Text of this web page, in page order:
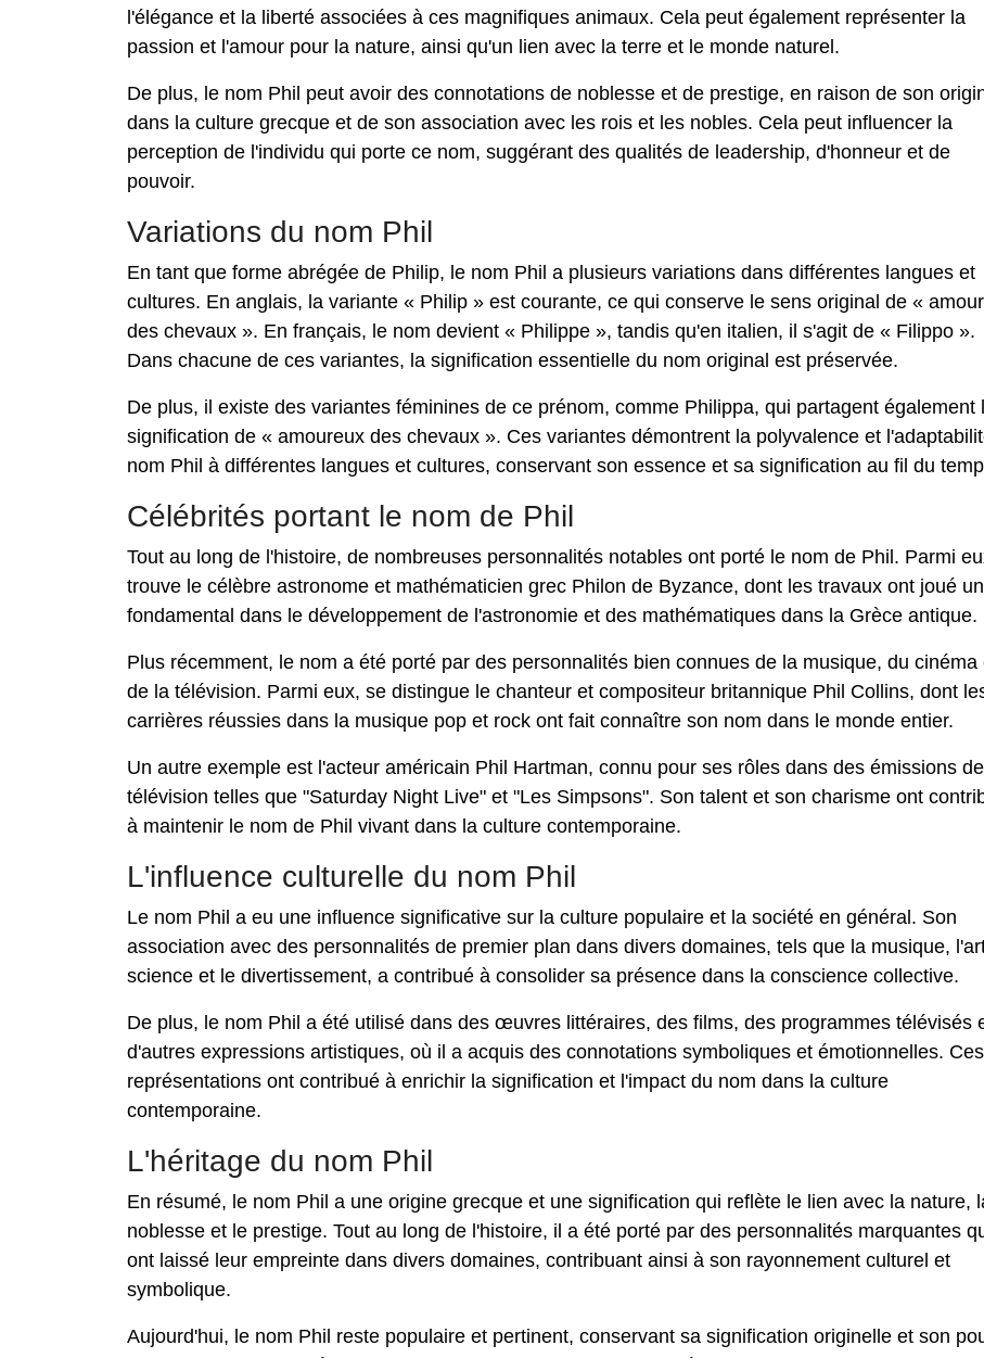
l'élégance et la liberté associées à ces magnifiques animaux. Cela peut également représenter la
passion et l'amour pour la nature, ainsi qu'un lien avec la terre et le monde naturel.
De plus, le nom Phil peut avoir des connotations de noblesse et de prestige, en raison de son
dans la culture grecque et de son association avec les rois et les nobles. Cela peut influencer la
perception de l'individu qui porte ce nom, suggérant des qualités de leadership, d'honneur et de
pouvoir.
Variations du nom Phil
En tant que forme abrégée de Philip, le nom Phil a plusieurs variations dans différentes langues et
cultures. En anglais, la variante « Philip » est courante, ce qui conserve le sens original de «
des chevaux ». En français, le nom devient « Philippe », tandis qu'en italien, il s'agit de « Filippo ».
Dans chacune de ces variantes, la signification essentielle du nom original est préservée.
De plus, il existe des variantes féminines de ce prénom, comme Philippa, qui partagent également
signification de « amoureux des chevaux ». Ces variantes démontrent la polyvalence et
nom Phil à différentes langues et cultures, conservant son essence et sa signification au fil du
Célébrités portant le nom de Phil
Tout au long de l'histoire, de nombreuses personnalités notables ont porté le nom de Phil. Parmi
trouve le célèbre astronome et mathématicien grec Philon de Byzance, dont les travaux ont joué
fondamental dans le développement de l'astronomie et des mathématiques dans la Grèce antique.
Plus récemment, le nom a été porté par des personnalités bien connues de la musique, du cinéma
de la télévision. Parmi eux, se distingue le chanteur et compositeur britannique Phil Collins, dont
carrières réussies dans la musique pop et rock ont ​​fait connaître son nom dans le monde entier.
Un autre exemple est l'acteur américain Phil Hartman, connu pour ses rôles dans des émissions de
télévision telles que "Saturday Night Live" et "Les Simpsons". Son talent et son charisme ont
à maintenir le nom de Phil vivant dans la culture contemporaine.
L'influence culturelle du nom Phil
Le nom Phil a eu une influence significative sur la culture populaire et la société en général. Son
association avec des personnalités de premier plan dans divers domaines, tels que la musique,
science et le divertissement, a contribué à consolider sa présence dans la conscience collective.
De plus, le nom Phil a été utilisé dans des œuvres littéraires, des films, des programmes télévisés
d'autres expressions artistiques, où il a acquis des connotations symboliques et émotionnelles. Ces
représentations ont contribué à enrichir la signification et l'impact du nom dans la culture
contemporaine.
L'héritage du nom Phil
En résumé, le nom Phil a une origine grecque et une signification qui reflète le lien avec la nature,
noblesse et le prestige. Tout au long de l'histoire, il a été porté par des personnalités marquantes
ont laissé leur empreinte dans divers domaines, contribuant ainsi à son rayonnement culturel et
symbolique.
Aujourd'hui, le nom Phil reste populaire et pertinent, conservant sa signification originelle et son